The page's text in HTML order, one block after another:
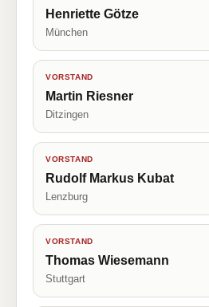
Henriette Götze
München
VORSTAND
Martin Riesner
Ditzingen
VORSTAND
Rudolf Markus Kubat
Lenzburg
VORSTAND
Thomas Wiesemann
Stuttgart